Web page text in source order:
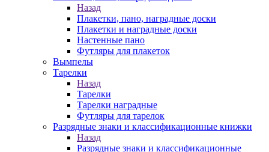
Назад
Плакетки, пано, наградные доски
Плакетки и наградные доски
Настенные пано
Футляры для плакеток
Вымпелы
Тарелки
Назад
Тарелки
Тарелки наградные
Футляры для тарелок
Разрядные знаки и классификационные книжки
Назад
Разрядные знаки и классификационные